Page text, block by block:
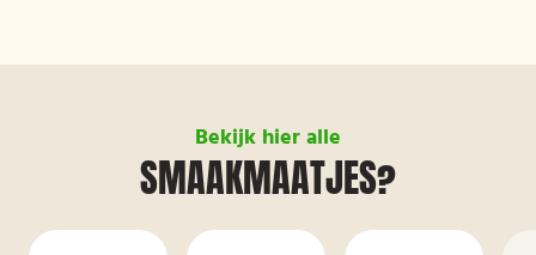
Bekijk hier alle
SMAAKMAATJES?